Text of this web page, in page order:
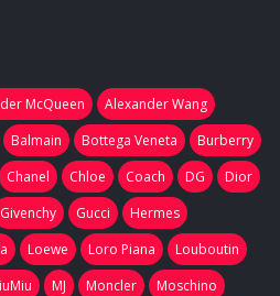
McQueen
Alexander Wang
Balmain Bottega Veneta
Burberry
Chanel Chloe Coach DG
Dior
Givenchy Gucci
Hermes
Loewe Loro Piana
Louboutin
MJ Moncler
Moschino